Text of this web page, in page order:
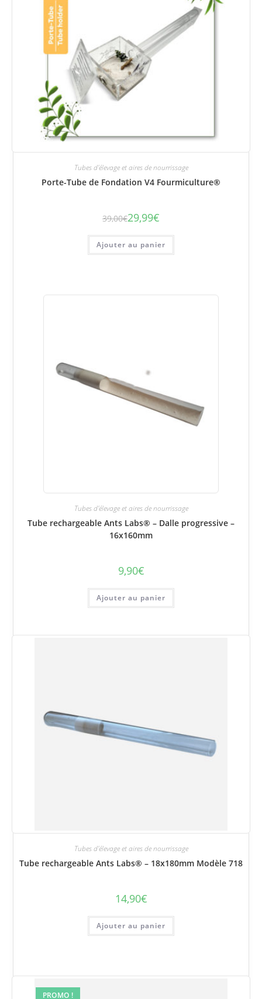
Tubes d'élevage et aires de nourrissage
Porte-Tube de Fondation V4 Fourmiculture®
39,00€ Le
initial
était :
39,00€.
29,99€
Le
actuel
est :
29,99€.
Ajouter au panier
Tubes d'élevage et aires de nourrissage
Tube rechargeable Ants Labs® – Dalle progressive –
16x160mm
9,90€
Ajouter au panier
Tubes d'élevage et aires de nourrissage
Tube rechargeable Ants Labs® – 18x180mm Modèle 718
14,90€
Ajouter au panier
PROMO !